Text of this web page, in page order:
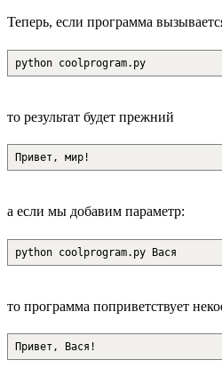
Теперь, если программа
python coolprogram.py
то результат будет прежний
Привет, мир!
а если мы добавим параметр:
python coolprogram.py Вася
то программа поприветствует
Привет, Вася!